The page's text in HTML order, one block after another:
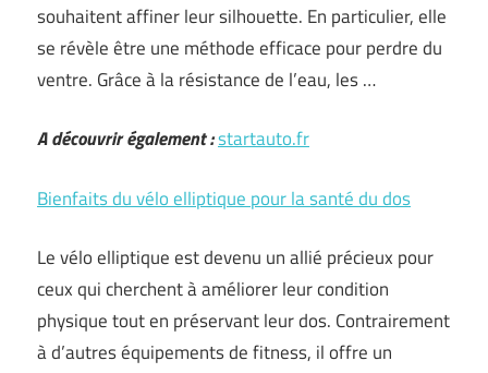
souhaitent affiner leur silhouette. En particulier, elle
se révèle être une méthode efficace pour perdre du
ventre. Grâce à la résistance de l’eau, les …
A découvrir également :startauto.fr
Bienfaits du vélo elliptique pour la santé du dos
Le vélo elliptique est devenu un allié précieux pour
ceux qui cherchent à améliorer leur condition
physique tout en préservant leur dos. Contrairement
à d’autres équipements de fitness, il offre un